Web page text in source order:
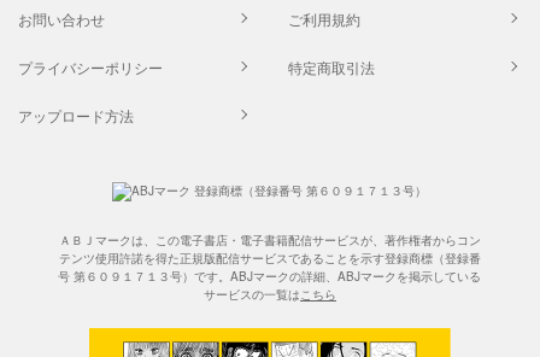
お問い合わせ ご利用規約
プライバシーポリシー 特定商取引法
アップロード方法
ＡＢＪマークは、この電子書店・電子書籍配信サービスが、著作権者からコン
テンツ使用許諾を得た正規版配信サービスであることを示す登録商標（登録番
号 第６０９１７１３号）です。ABJマークの詳細、ABJマークを掲示している
サービスの一覧はこちら